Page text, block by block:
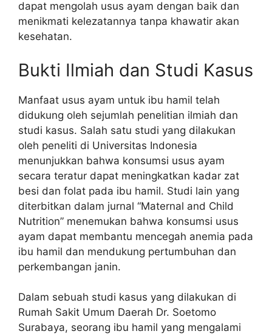
dapat mengolah usus ayam dengan baik dan
menikmati kelezatannya tanpa khawatir akan
kesehatan.
Bukti Ilmiah dan Studi Kasus
Manfaat usus ayam untuk ibu hamil telah
didukung oleh sejumlah penelitian ilmiah dan
studi kasus. Salah satu studi yang dilakukan
oleh peneliti di Universitas Indonesia
menunjukkan bahwa konsumsi usus ayam
secara teratur dapat meningkatkan kadar zat
besi dan folat pada ibu hamil. Studi lain yang
diterbitkan dalam jurnal “Maternal and Child
Nutrition” menemukan bahwa konsumsi usus
ayam dapat membantu mencegah anemia pada
ibu hamil dan mendukung pertumbuhan dan
perkembangan janin.
Dalam sebuah studi kasus yang dilakukan di
Rumah Sakit Umum Daerah Dr. Soetomo
Surabaya, seorang ibu hamil yang mengalami